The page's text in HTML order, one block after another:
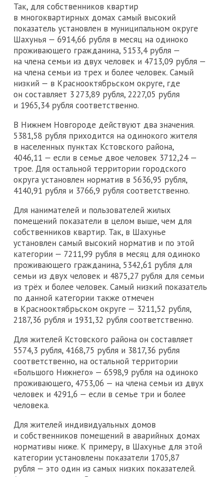
Так, для собственников квартир
в многоквартирных домах самый высокий
показатель установлен в муниципальном округе
Шахунья — 6914,66 рубля в месяц на одиноко
проживающего гражданина, 5153,4 рубля —
на члена семьи из двух человек и 4713,09 рубля —
на члена семьи из трех и более человек. Самый
низкий — в Краснооктябрьском округе, где
он составляет 3 273,89 рубля, 2227,05 рубля
и 1965,34 рубля соответственно.
В Нижнем Новгороде действуют два значения.
5381,58 рубля приходится на одинокого жителя
в населенных пунктах Кстовского района,
4046,11 — если в семье двое человек 3712,24 —
трое. Для остальной территории городского
округа установлен норматив в 5636,95 рубля,
4140,91 рубля и 3766,9 рубля соответственно.
Для нанимателей и пользователей жилых
помещений показатели в целом выше, чем для
собственников квартир. Так, в Шахунье
установлен самый высокий норматив и по этой
категории — 7211,99 рубля в месяц для одиноко
проживающего гражданина, 5342,61 рубля для
семьи из двух человек и 4875,27 рубля для семьи
из трёх и более человек. Самый низкий показатель
по данной категории также отмечен
в Краснооктябрьском округе — 3211,52 рубля,
2187,36 рубля и 1931,32 рубля соответственно.
Для жителей Кстовского района он составляет
5574,3 рубля, 4168,75 рубля и 3817,36 рубля
соответственно, на остальной территории
«Большого Нижнего» — 6598,9 рубля на одиноко
проживающего, 4753,06 — на члена семьи из двух
человек и 4291,6 — если в семье три и более
человека.
Для жителей индивидуальных домов
и собственников помещений в аварийных домах
нормативы ниже. К примеру, в Шахунье для этой
категории установлены показатели 1705,87
рубля — это один из самых низких показателей.